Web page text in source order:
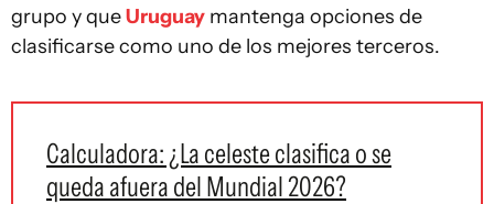
grupo y queUruguay mantenga opciones de
clasificarse como uno de los mejores terceros.
Calculadora: ¿La celeste clasifica o se
queda afuera del Mundial 2026?